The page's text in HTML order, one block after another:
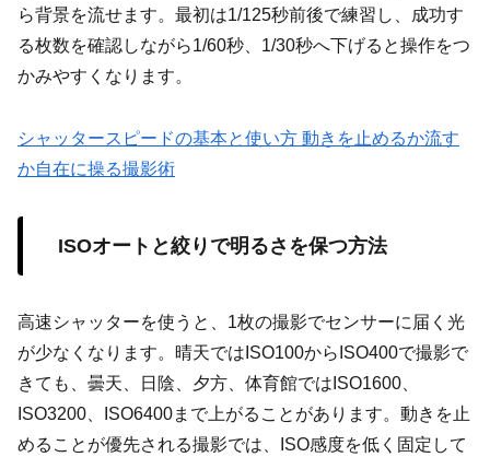
ら背景を流せます。最初は1/125秒前後で練習し、成功す
る枚数を確認しながら1/60秒、1/30秒へ下げると操作をつ
かみやすくなります。
シャッタースピードの基本と使い方 動きを止めるか流す
か自在に操る撮影術
ISOオートと絞りで明るさを保つ方法
高速シャッターを使うと、1枚の撮影でセンサーに届く光
が少なくなります。晴天ではISO100からISO400で撮影で
きても、曇天、日陰、夕方、体育館ではISO1600、
ISO3200、ISO6400まで上がることがあります。動きを止
めることが優先される撮影では、ISO感度を低く固定して